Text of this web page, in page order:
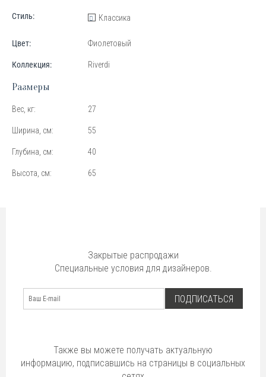
Стиль: Классика
Цвет: Фиолетовый
Коллекция: Riverdi
Размеры
Вес, кг: 27
Ширина, см: 55
Глубина, см: 40
Высота, см: 65
Закрытые распродажи
Специальные условия для дизайнеров.
ПОДПИСАТЬСЯ
Также вы можете получать актуальную
информацию, подписавшись на страницы в социальных